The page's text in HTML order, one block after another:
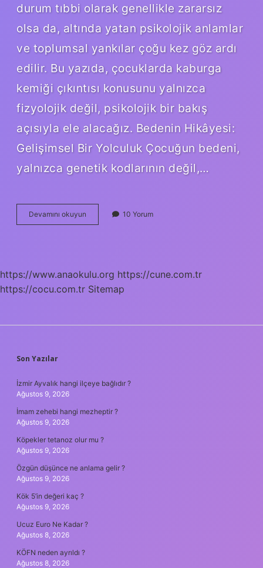
durum tıbbi olarak genellikle zararsız
olsa da, altında yatan psikolojik anlamlar
ve toplumsal yankılar çoğu kez göz ardı
edilir. Bu yazıda, çocuklarda kaburga
kemiği çıkıntısı konusunu yalnızca
fizyolojik değil, psikolojik bir bakış
açısıyla ele alacağız. Bedenin Hikâyesi:
Gelişimsel Bir Yolculuk Çocuğun bedeni,
yalnızca genetik kodlarının değil,…
Devamını okuyun Çocuklarda
kaburga
?
10 Yorum
https://www.anaokulu.org https://cune.com.tr
https://cocu.com.tr Sitemap
SIDEBAR
Son Yazılar
İzmir Ayvalık hangi ilçeye bağlıdır ?
Ağustos 9, 2026
İmam zehebi hangi mezheptir ?
Ağustos 9, 2026
Köpekler tetanoz olur mu ?
Ağustos 9, 2026
Özgün düşünce ne anlama gelir ?
Ağustos 9, 2026
Kök 5’in değeri kaç ?
Ağustos 9, 2026
Ucuz Euro Ne Kadar ?
Ağustos 8, 2026
KÖFN neden ayrıldı ?
Ağustos 8, 2026